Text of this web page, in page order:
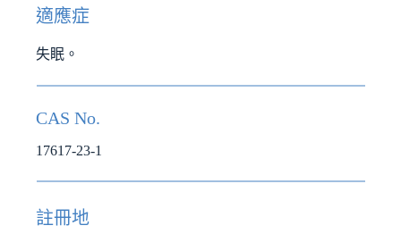
的
果
適應症
失眠。
CAS No.
17617-23-1
註冊地